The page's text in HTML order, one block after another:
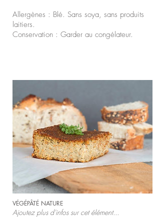
Allergènes : Blé. Sans soya, sans produits
laitiers.
Conservation : Garder au congélateur.
VÉGÉPÂTÉ NATURE
Ajoutez plus d'infos sur cet élément...